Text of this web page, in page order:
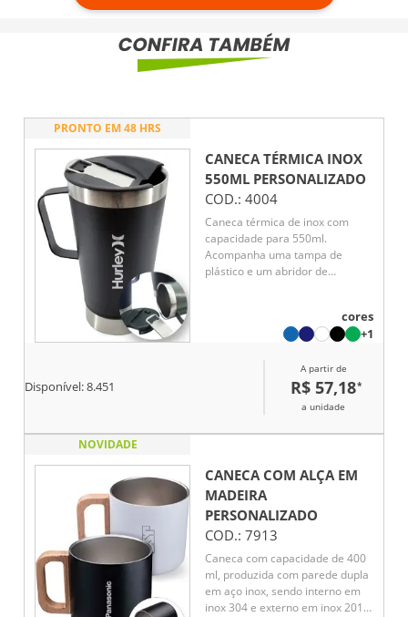
PRONTO EM 48 HRS
CANECA TÉRMICA INOX
550ML PERSONALIZADO
COD.: 4004
Caneca térmica de inox com
capacidade para 550ml.
Acompanha uma tampa de
plástico e um abridor de
cores
+1
Disponível:8.451
A partir de
R$ 57,18*
a unidade
NOVIDADE
CANECA COM ALÇA EM
MADEIRA
PERSONALIZADO
COD.: 7913
Caneca com capacidade de 400
ml, produzida com parede dupla
em aço inox, sendo interno em
inox 304 e externo em inox 201,